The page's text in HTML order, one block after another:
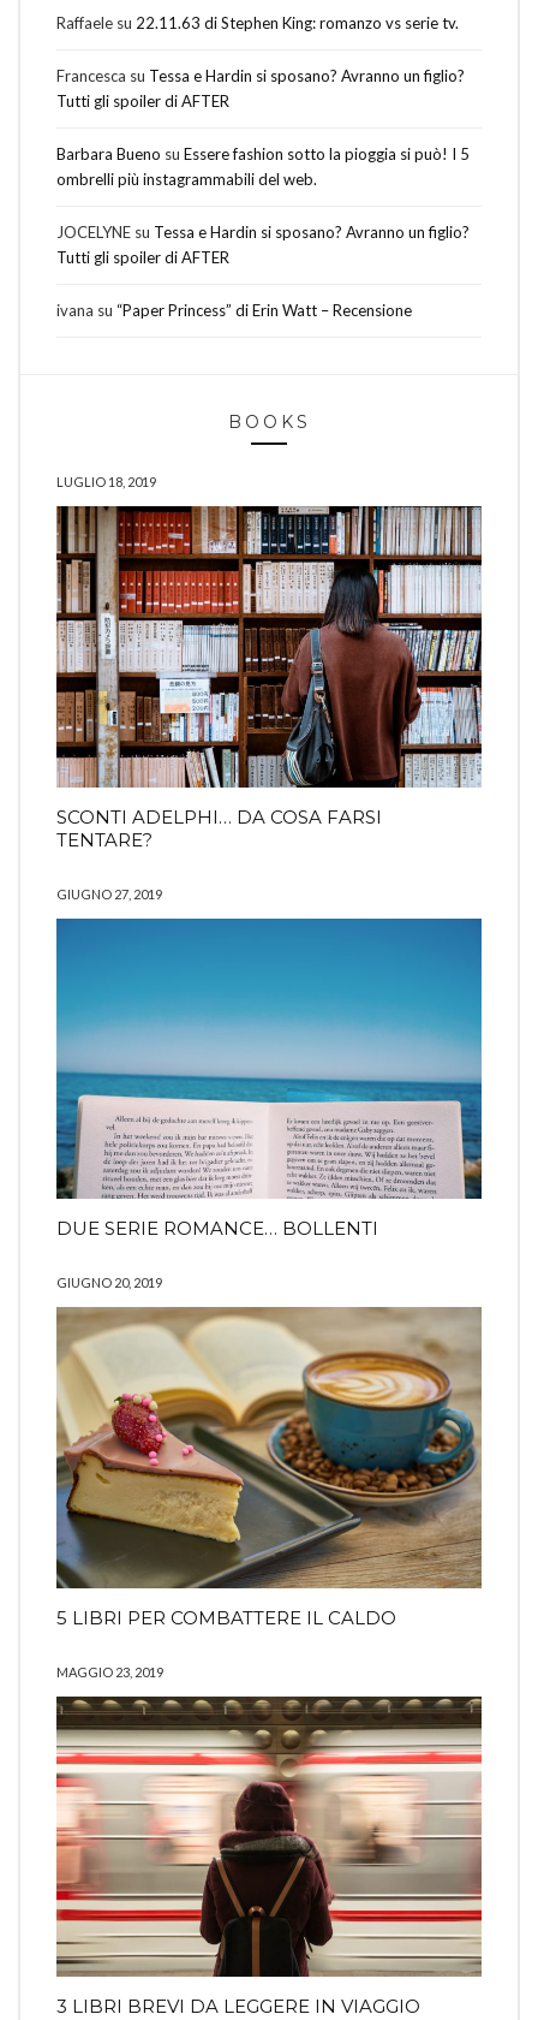
Raffaele su 22.11.63 di Stephen King: romanzo vs serie tv.
Francesca su Tessa e Hardin si sposano? Avranno un figlio?
Tutti gli spoiler di AFTER
Barbara Bueno su Essere fashion sotto la pioggia si può! I 5
ombrelli più instagrammabili del web.
JOCELYNE su Tessa e Hardin si sposano? Avranno un figlio?
Tutti gli spoiler di AFTER
ivana su “Paper Princess” di Erin Watt – Recensione
BOOKS
LUGLIO 18, 2019
SCONTI ADELPHI… DA COSA FARSI
TENTARE?
GIUGNO 27, 2019
DUE SERIE ROMANCE… BOLLENTI
GIUGNO 20, 2019
5 LIBRI PER COMBATTERE IL CALDO
MAGGIO 23, 2019
3 LIBRI BREVI DA LEGGERE IN VIAGGIO